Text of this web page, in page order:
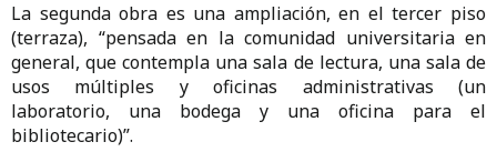
La segunda obra es una ampliación, en el tercer piso
(terraza), “pensada en la comunidad universitaria en
general, que contempla una sala de lectura, una sala de
usos múltiples y oficinas administrativas (un
laboratorio, una bodega y una oficina para el
bibliotecario)”.